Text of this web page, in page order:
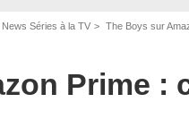
News Séries à la TV The Boys sur
Prime :